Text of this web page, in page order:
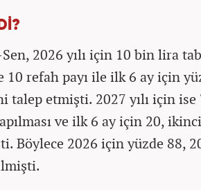
2026 yılı için 10 bin lira
10 refah payı ile ilk 6 ay için
talep etmişti. 2027 yılı için ise
ve ilk 6 ay için 20,
Böylece 2026 için yüzde 88,